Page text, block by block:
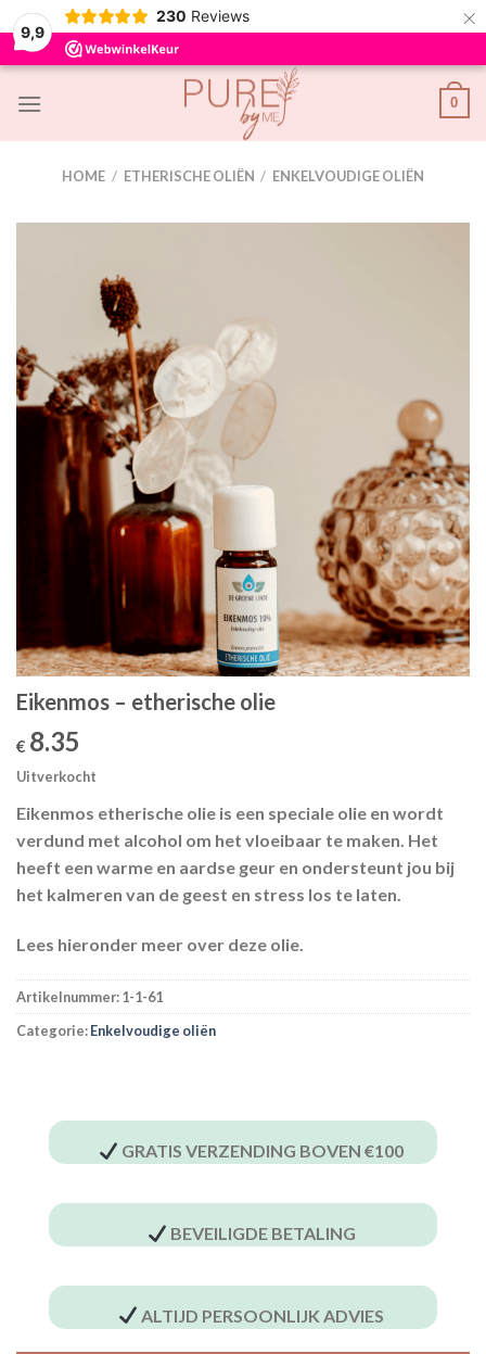
9,9
230 Reviews ×
Skip
0
HOME / ETHERISCHE OLIËN / ENKELVOUDIGE OLIËN
Eikenmos – etherische olie
€ 8.35
Uitverkocht
Eikenmos etherische olie is een speciale olie en wordt
verdund met alcohol om het vloeibaar te maken. Het
heeft een warme en aardse geur en ondersteunt jou bij
het kalmeren van de geest en stress los te laten.
Lees hieronder meer over deze olie.
Artikelnummer:1-1-61
Categorie:Enkelvoudige oliën
GRATIS VERZENDING BOVEN €100
BEVEILIGDE BETALING
ALTIJD PERSOONLIJK ADVIES